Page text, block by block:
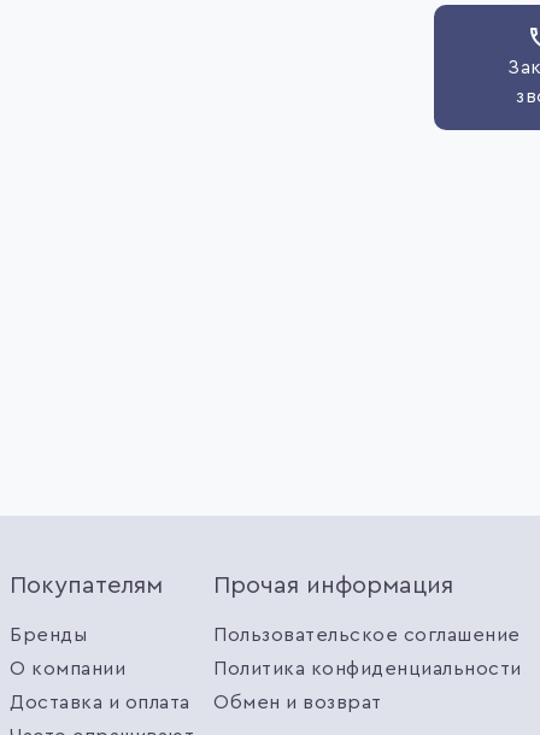
Покупателям
Бренды
О компании
Доставка и оплата
Прочая информация
Пользовательское соглашение
Политика конфиденциальности
Обмен и возврат